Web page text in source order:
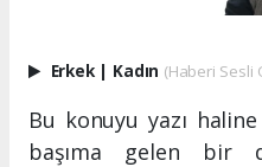
Erkek | Kadın (Haberi Sesli
Bu konuyu yazı
başıma gelen bir